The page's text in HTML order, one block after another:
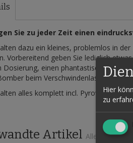
Sie zu jeder Zeit einen
dazu ein kleines, problemlos in
Vorbereitend geben Sie lediglich
Dosierung, einen phantastischen Blitz
beim Verschwindenlassen von
alles komplett incl. Pyrowatte für
Artikel Alle
Hier
zu